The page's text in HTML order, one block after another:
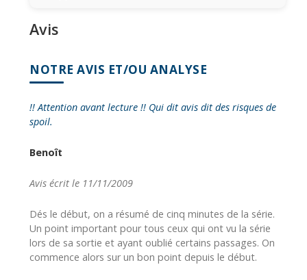
Avis
NOTRE AVIS ET/OU ANALYSE
!! Attention avant lecture !! Qui dit avis dit des risques de
spoil.
Benoît
Avis écrit le 11/11/2009
Dés le début, on a résumé de cinq minutes de la série.
Un point important pour tous ceux qui ont vu la série
lors de sa sortie et ayant oublié certains passages. On
commence alors sur un bon point depuis le début.